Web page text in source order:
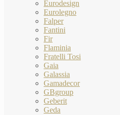
Eurodesign
Eurolegno
Falper
Fantini
Fir
Flaminia
Fratelli Tosi
Gaia
Galassia
Gamadecor
GBgroup
Geberit
Geda